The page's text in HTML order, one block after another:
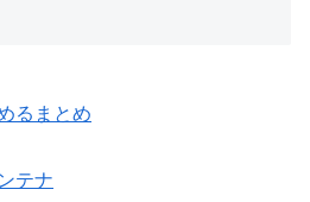
るまとめ
テナ